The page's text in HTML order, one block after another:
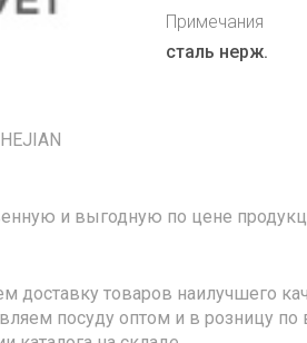
Примечания
сталь нерж.
и выгодную по цене
доставку товаров наилучшего
посуду оптом и в розницу